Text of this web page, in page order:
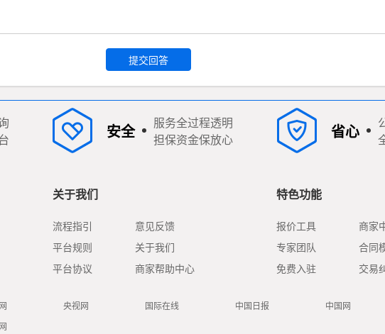
提交回答
安全
服务全过程透明
担保资金保放心
省心
关于我们
流程指引
意见反馈
平台规则
关于我们
平台协议
商家帮助中心
特色功能
报价工具
商家
专家团队
合同
免费入驻
交易
央视网 国际在线 中国日报 中国网